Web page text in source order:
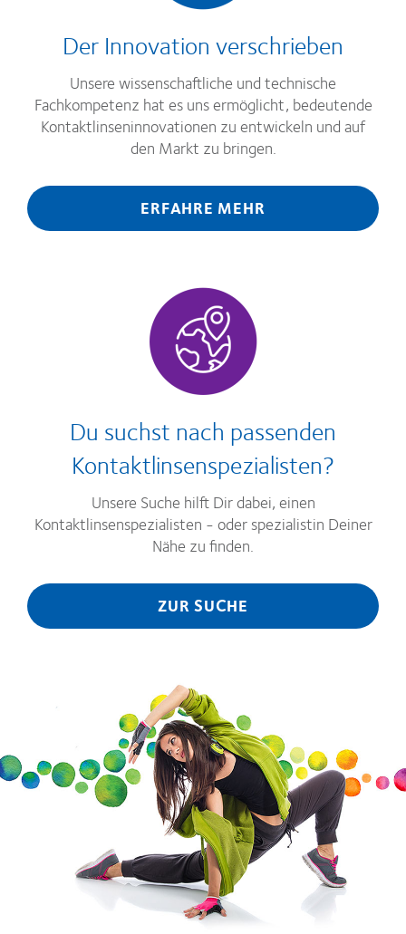
Der Innovation verschrieben
Unsere wissenschaftliche und technische
Fachkompetenz hat es uns ermöglicht, bedeutende
Kontaktlinseninnovationen zu entwickeln und auf
den Markt zu bringen.
ERFAHRE MEHR
Du suchst nach passenden
Kontaktlinsenspezialisten?
Unsere Suche hilft Dir dabei, einen
Kontaktlinsenspezialisten - oder spezialistin Deiner
Nähe zu finden.
ZUR SUCHE